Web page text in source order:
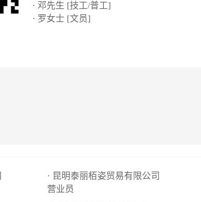
· 邓先生 [技工/普工]
· 罗女士 [文员]
· 昆明泰丽栢姿贸易有限公司
营业员